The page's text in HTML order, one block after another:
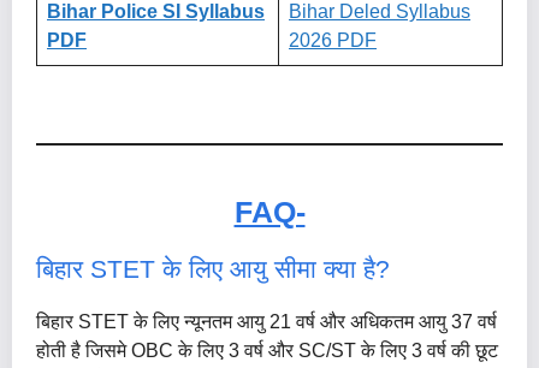
Bihar Police SI Syllabus
PDF
Bihar Deled Syllabus
2026 PDF
FAQ-
बिहार STET के लिए आयु सीमा क्या है?
बिहार STET के लिए न्यूनतम आयु 21 वर्ष और अधिकतम आयु 37 वर्ष
होती है जिसमे OBC के लिए 3 वर्ष और SC/ST के लिए 3 वर्ष की छूट